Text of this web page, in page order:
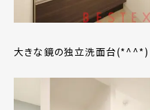
大きな鏡の独立洗面台(*^^*)